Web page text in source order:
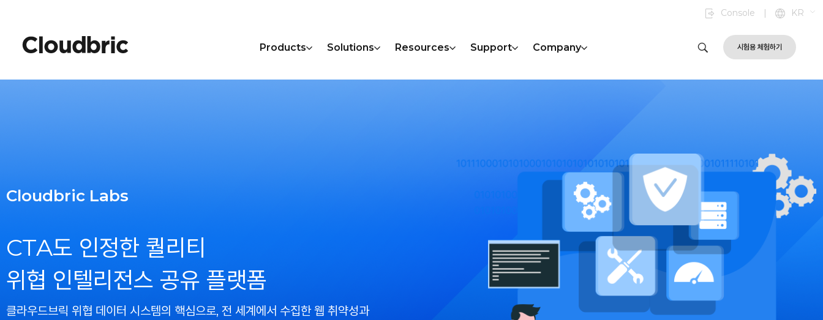
Console | KR
Products Solutions Resources Support Company 시험용 체험하기
Cloudbric Labs
CTA도 인정한 퀄리티
위협 인텔리전스 공유 플랫폼
클라우드브릭 위협 데이터 시스템의 핵심으로, 전 세계에서 수집한 웹 취약성과